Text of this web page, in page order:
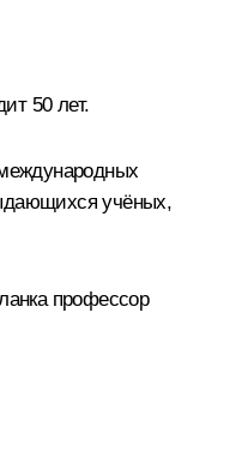
50 лет.
учёных,
профессор